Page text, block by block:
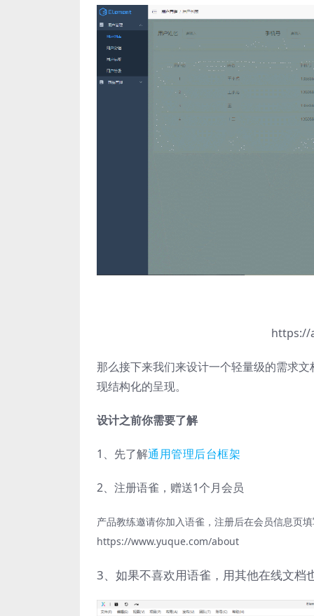
https://
那么接下来我们来设计一个轻量级的需求
现结构化的呈现。
设计之前你需要了解
1、先了解通用管理后台框架
2、注册语雀，赠送1个月会员
产品教练邀请你加入语雀，注册后在会员信息页
https://www.yuque.com/about
3、如果不喜欢用语雀，用其他在线文档